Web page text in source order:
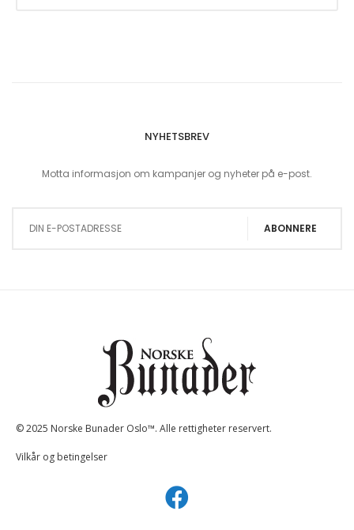
NYHETSBREV
Motta informasjon om kampanjer og nyheter på e-post.
ABONNERE
© 2025 Norske Bunader Oslo™. Alle rettigheter reservert.
Vilkår og betingelser